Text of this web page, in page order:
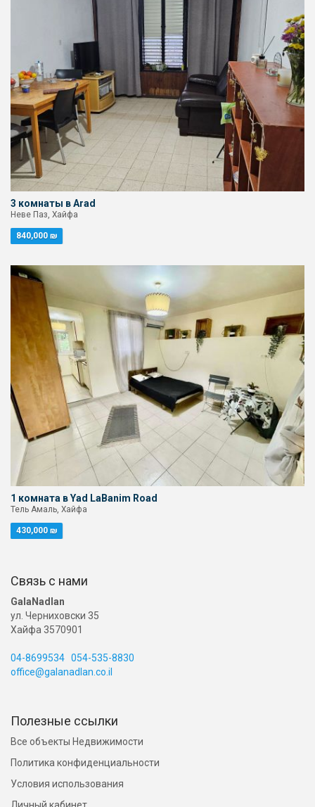
3 комнаты в Arad
Неве Паз, Хайфа
840,000 ₪
1 комната в Yad LaBanim Road
Тель Амаль, Хайфа
430,000 ₪
Связь с нами
GalaNadlan
ул. Черниховски 35
Хайфа 3570901
04-8699534 054-535-8830
office@galanadlan.co.il
Полезные ссылки
Все объекты Недвижимости
Политика конфиденциальности
Условия использования
Личный кабинет